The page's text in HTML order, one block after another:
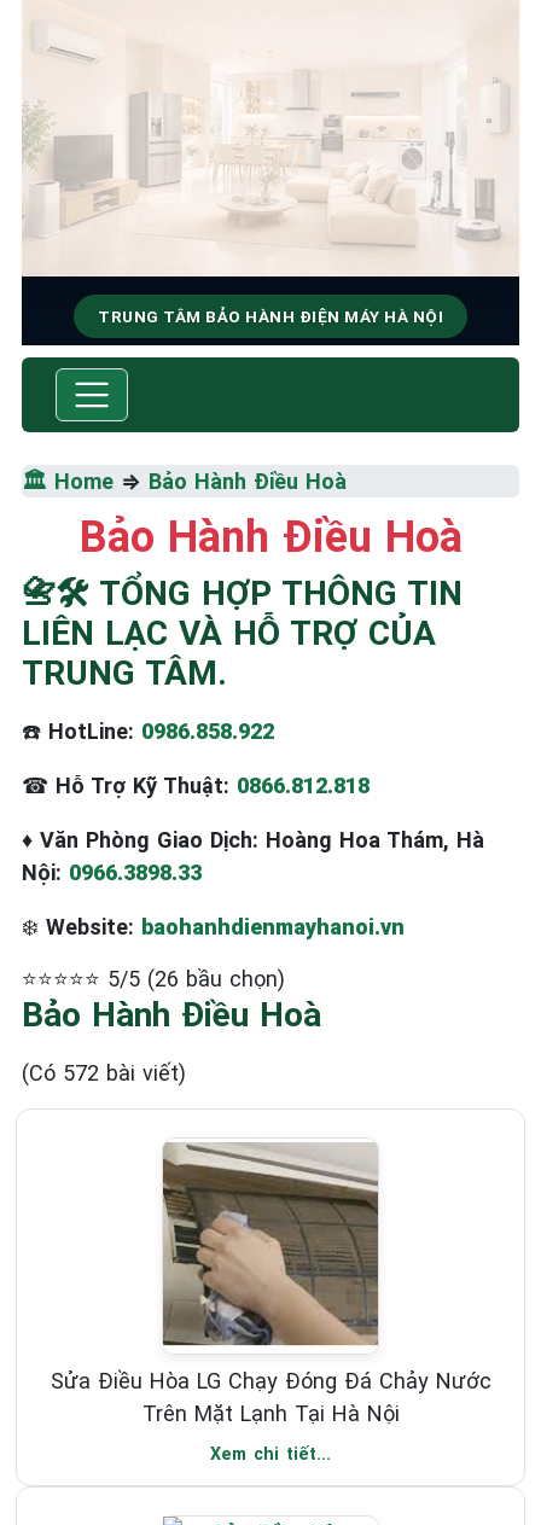
TRUNG TÂM BẢO HÀNH ĐIỆN MÁY HÀ NỘI
SỬA CHỮA & BẢO HÀNH
Tốc Độ Tối Đa • Chất Lượng Tối Ưu • Chi Phí Tối
☎️ 09.86.85.89.22
🏛️ Home ⇒ Bảo Hành Điều Hoà
Bảo Hành Điều Hoà
📇🛠️ TỔNG HỢP THÔNG TIN
LIÊN LẠC VÀ HỖ TRỢ CỦA
TRUNG TÂM.
☎️ HotLine: 0986.858.922
☎ Hỗ Trợ Kỹ Thuật: 0866.812.818
♦ Văn Phòng Giao Dịch: Hoàng Hoa Thám, Hà
Nội: 0966.3898.33
❄️ Website: baohanhdienmayhanoi.vn
⭐⭐⭐⭐⭐ 5/5 (26 bầu chọn)
Bảo Hành Điều Hoà
(Có 572 bài viết)
Sửa Điều Hòa LG Chạy Đóng Đá Chảy Nước
Trên Mặt Lạnh Tại Hà Nội
Xem chi tiết...